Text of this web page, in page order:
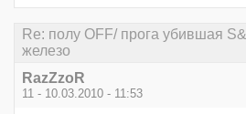
Re: полу OFF/ прога убившая
железо
RazZzoR
11 - 10.03.2010 - 11:53